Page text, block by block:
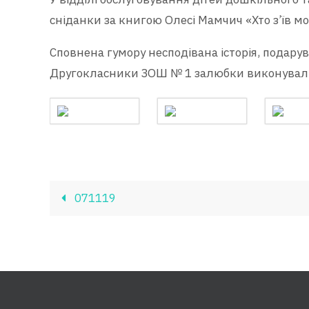
сніданки за книгою Олесі Мамчич «Хто з’їв
Сповнена гумору несподівана історія,
Другокласники ЗОШ № 1 залюбки
071119